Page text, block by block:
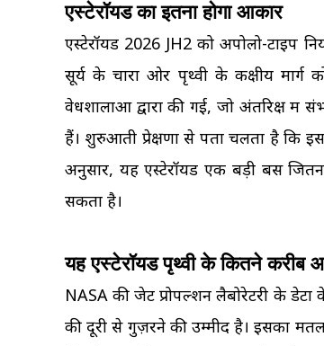
एस्टेरॉयड का इतना होगा आकार
एस्टेरॉयड 2026 JH2 को अपोलो-टाइप
सूर्य के चारों ओर पृथ्वी के कक्षीय मार्ग
वेधशालाओं द्वारा की गई, जो अंतरिक्ष में
हैं। शुरुआती प्रेक्षणों से पता चलता है कि
अनुसार, यह एस्टेरॉयड एक बड़ी बस
सकता है।
यह एस्टेरॉयड पृथ्वी के कितने करीब
NASA की जेट प्रोपल्शन लैबोरेटरी के
की दूरी से गुज़रने की उम्मीद है। इसका